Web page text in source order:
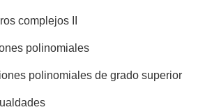
complejos II
polinomiales
polinomiales de grado superior